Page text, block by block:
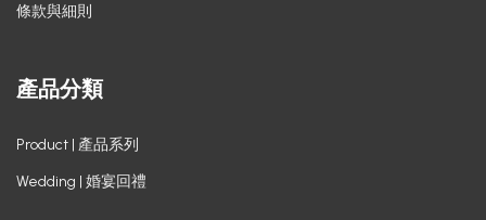
條款與細則
產品分類
Product | 產品系列
Wedding | 婚宴回禮